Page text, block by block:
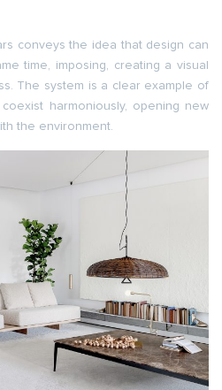
conveys the idea that design can
time, imposing, creating a visual
The system is a clear example of
harmoniously, opening new
the environment.